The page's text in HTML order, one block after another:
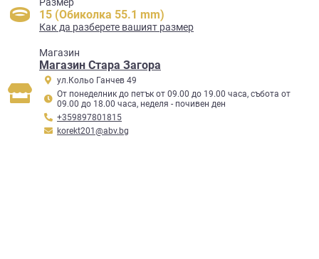
15 (Обиколка 55.1 mm)
Как да разберете вашият размер
Mагазин
Магазин Стара Загора
ул.Кольо Ганчев 49
От понеделник до петък от 09.00 до 19.00 часа, събота от
09.00 до 18.00 часа, неделя - почивен ден
+359897801815
korekt201@abv.bg